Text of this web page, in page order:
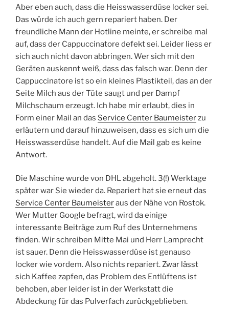
Aber eben auch, dass die Heisswasserdüse locker sei.
Das würde ich auch gern repariert haben. Der
freundliche Mann der Hotline meinte, er schreibe mal
auf, dass der Cappuccinatore defekt sei. Leider liess er
sich auch nicht davon abbringen. Wer sich mit den
Geräten auskennt weiß, dass das falsch war. Denn der
Cappuccinatore ist so ein kleines Plastikteil, das an der
Seite Milch aus der Tüte saugt und per Dampf
Milchschaum erzeugt. Ich habe mir erlaubt, dies in
Form einer Mail an das Service Center Baumeisterzu
erläutern und darauf hinzuweisen, dass es sich um die
Heisswasserdüse handelt. Auf die Mail gab es keine
Antwort.
Die Maschine wurde von DHL abgeholt. 3(!) Werktage
später war Sie wieder da. Repariert hat sie erneut das
Service Center Baumeisteraus der Nähe von Rostok.
Wer Mutter Google befragt, wird da einige
interessante Beiträge zum Ruf des Unternehmens
finden. Wir schreiben Mitte Mai und Herr Lamprecht
ist sauer. Denn die Heisswasserdüse ist genauso
locker wie vordem. Also nichts repariert. Zwar lässt
sich Kaffee zapfen, das Problem des Entlüftens ist
behoben, aber leider ist in der Werkstatt die
Abdeckung für das Pulverfach zurückgeblieben.